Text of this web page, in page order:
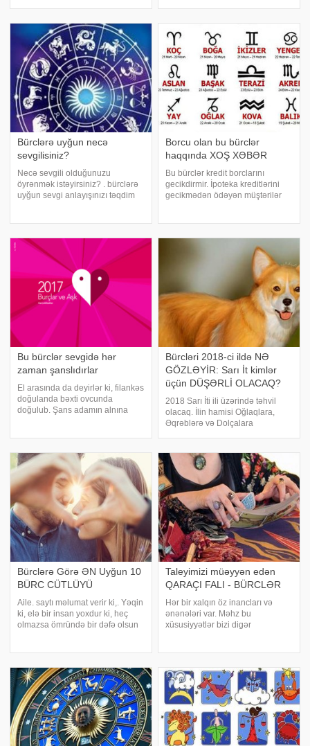
durmaq lazım olduğu barədə
məlumat əldə edəcəksiniz
dəyişməsi iş həyatında və
ailənizdə olacaq
Bürclərə uyğun necə
sevgilisiniz?
Necə sevgili olduğunuzu
öyrənmək istəyirsiniz? . bürclərə
uyğun sevgi anlayışınızı təqdim
insanıdır. Əkizlər. Həyat sizin üçü
Borcu olan bu bürclər
haqqında XOŞ XƏBƏR
Bu bürclər kredit borclarını
gecikdirmir. İpoteka kreditlərini
gecikmədən ödəyən müştərilər
qənaətə Rusiyanın "DeltaKredit"
Bu bürclər sevgidə hər
zaman şanslıdırlar
El arasında da deyirlər ki, filankəs
doğulanda bəxti ovcunda
doğulub. Şans adamın alnına
gözəl şeydir, gərək doğulanda
onu
Bürcləri 2018-ci ildə NƏ
GÖZLƏYİR: Sarı İt kimlər
üçün DÜŞƏRLİ OLACAQ?
2018 Sarı İti ili üzərində təhvil
olacaq. İlin hamisi Oğlaqlara,
Əqrəblərə və Dolçalara
proqnoz edilir. 2017-ci ilin
sonunda Şirlərə və Əkizlərə
hansı istiqamətd
Bürclərə Görə ƏN Uyğun 10
BÜRC CÜTLÜYÜ
Aile. saytı məlumat verir ki,. Yəqin
ki, elə bir insan yoxdur ki, heç
olmazsa ömründə bir dəfə olsun
üçün maraqlı gəlməsin. B
Taleyimizi müəyyən edən
QARAÇI FALI - BÜRCLƏR
Hər bir xalqın öz inancları və
ənənələri var. Məhz bu
xüsusiyyətlər bizi digər
də, məlum olub ki, qaraçıların da
öz qoroskop